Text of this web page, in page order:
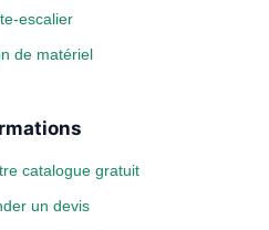
escalier
de matériel
catalogue gratuit
un devis